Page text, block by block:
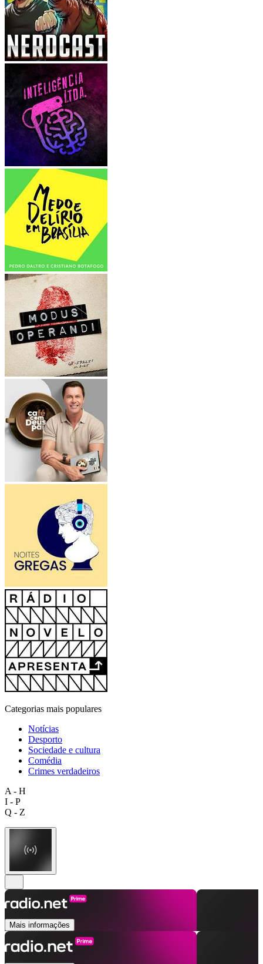
Categorias mais populares
Notícias
Desporto
Sociedade e cultura
Comédia
Crimes verdadeiros
A - H
I - P
Q - Z
Mais informações